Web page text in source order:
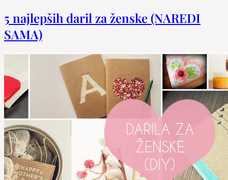
5 najlepših daril za ženske (NAREDI
SAMA)